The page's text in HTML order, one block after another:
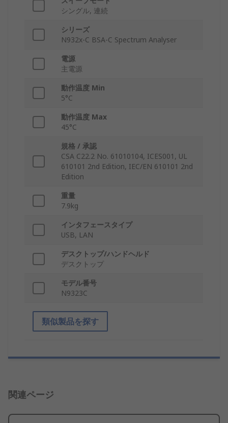
シングル, 連続
シリーズ
N932x-C BSA-C Spectrum Analyser
電源
主電源
動作温度 Min
5°C
動作温度 Max
45°C
規格 / 承認
CSA C22.2 No. 61010104, ICES001, UL
610101 2nd Edition, IEC/EN 610101 2nd
Edition
重量
7.9kg
インタフェースタイプ
USB, LAN
デスクトップ/ハンドヘルド
デスクトップ
モデル番号
N9323C
類似製品を探す
関連ページ